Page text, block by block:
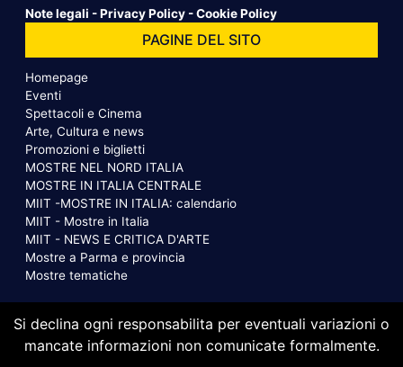
Note legali -Privacy Policy -Cookie Policy
PAGINE DEL SITO
Homepage
Eventi
Spettacoli e Cinema
Arte, Cultura e news
Promozioni e biglietti
MOSTRE NEL NORD ITALIA
MOSTRE IN ITALIA CENTRALE
MIIT -MOSTRE IN ITALIA: calendario
MIIT - Mostre in Italia
MIIT - NEWS E CRITICA D'ARTE
Mostre a Parma e provincia
Mostre tematiche
Si declina ogni responsabilita per eventuali variazioni o
mancate informazioni non comunicate formalmente.